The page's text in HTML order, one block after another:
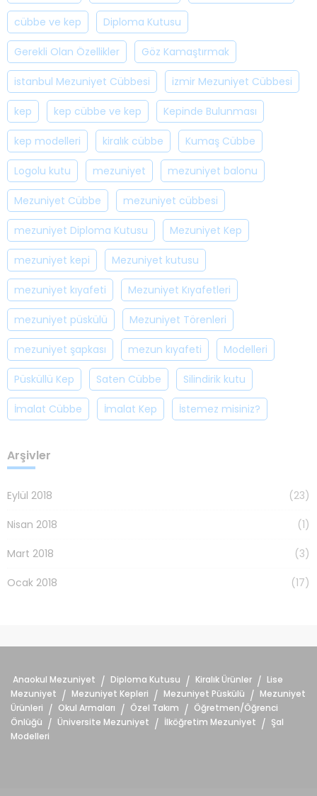
cübbe ve kep Diploma Kutusu
Gerekli Olan Özellikler Göz Kamaştırmak
istanbul Mezuniyet Cübbesi izmir Mezuniyet Cübbesi
kep kep cübbe ve kep Kepinde Bulunması
kep modelleri kiralık cübbe Kumaş Cübbe
Logolu kutu mezuniyet mezuniyet balonu
Mezuniyet Cübbe mezuniyet cübbesi
mezuniyet Diploma Kutusu Mezuniyet Kep
mezuniyet kepi Mezuniyet kutusu
mezuniyet kıyafeti Mezuniyet Kıyafetleri
mezuniyet püskülü Mezuniyet Törenleri
mezuniyet şapkası mezun kıyafeti Modelleri
Püsküllü Kep Saten Cübbe Silindirik kutu
İmalat Cübbe İmalat Kep İstemez misiniz?
Arşivler
Eylül 2018 (23)
Nisan 2018 (1)
Mart 2018 (3)
Ocak 2018 (17)
Anaokul Mezuniyet / Diploma Kutusu / Kiralık Ürünler / Lise
Mezuniyet / Mezuniyet Kepleri / Mezuniyet Püskülü / Mezuniyet
Ürünleri / Okul Armaları / Özel Takım / Öğretmen/Öğrenci
Önlüğü / Üniversite Mezuniyet / İlköğretim Mezuniyet / Şal
Modelleri